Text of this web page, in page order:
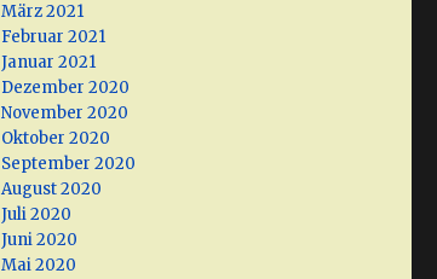
März 2021
Februar 2021
Januar 2021
Dezember 2020
November 2020
Oktober 2020
September 2020
August 2020
Juli 2020
Juni 2020
Mai 2020